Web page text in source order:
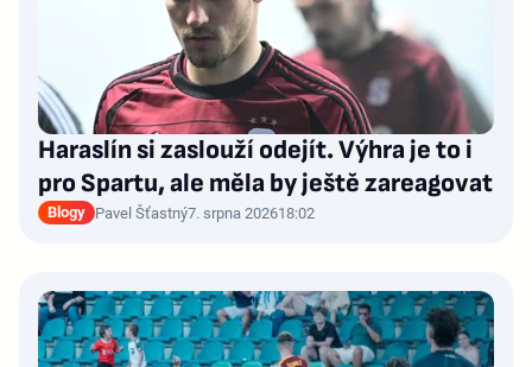
Haraslín si zaslouží odejít. Výhra je to i
pro Spartu, ale měla by ještě zareagovat
Blogy Pavel Šťastný7. srpna 202618:02